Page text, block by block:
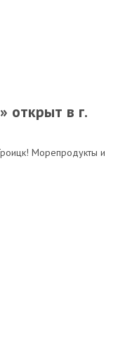
открыт в г.
Морепродукты и